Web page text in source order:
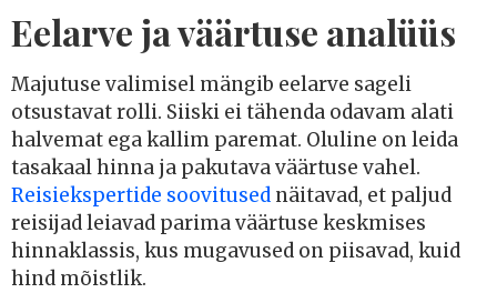
Eelarve ja väärtuse analüüs
Majutuse valimisel mängib eelarve sageli
otsustavat rolli. Siiski ei tähenda odavam alati
halvemat ega kallim paremat. Oluline on leida
tasakaal hinna ja pakutava väärtuse vahel.
Reisiekspertide soovitused näitavad, et paljud
reisijad leiavad parima väärtuse keskmises
hinnaklassis, kus mugavused on piisavad, kuid
hind mõistlik.